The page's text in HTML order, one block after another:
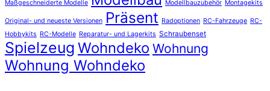
Maßgeschneiderte Modelle Modellbauzubehör Montagekits
Original- und neueste Versionen Präsent Radoptionen RC-Fahrzeuge RC-
Hobbykits RC-Modelle Reparatur- und Lagerkits Schraubenset
Spielzeug Wohndeko Wohnung
Wohnung Wohndeko